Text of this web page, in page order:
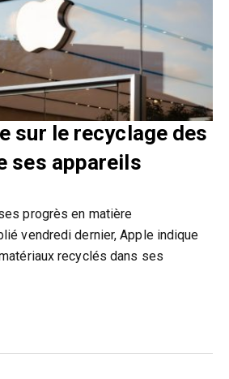
sur le recyclage des
ses appareils
progrès en matière
vendredi dernier, Apple indique
recyclés dans ses